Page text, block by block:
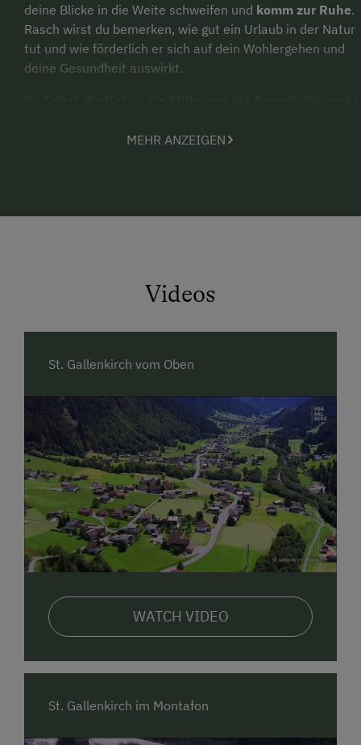
deine Blicke in die Weite schweifen und komm zur Ruhe.
Rasch wirst du bemerken, wie gut ein Urlaub in der Natur
tut und wie förderlich er sich auf dein Wohlergehen und
deine Gesundheit auswirkt.
bietet Kultur auf hohem Niveau und vor
Hilf - eine Klosterpensiongilt als ein sehr
Gemeinschaft, Freude, Bewusstsein und Spiritualität.
Diehauseigene Kapellebietet einen geschützten Raum
für persönliche Gedanken. Die Früchte des Ackers sind
Natur pur, dieBegegnungen wertvoll. DieRuhe im
Garten
und dasAngebot des Maria Hilfvon Fasten über
Waldbaden bis zur Stärkung deiner Resilienz erwartet
dich. Einfach nur sein.
MEHR ANZEIGEN
Videos
St. Gallenkirch vom Oben
WATCH VIDEO
St. Gallenkirch im Montafon